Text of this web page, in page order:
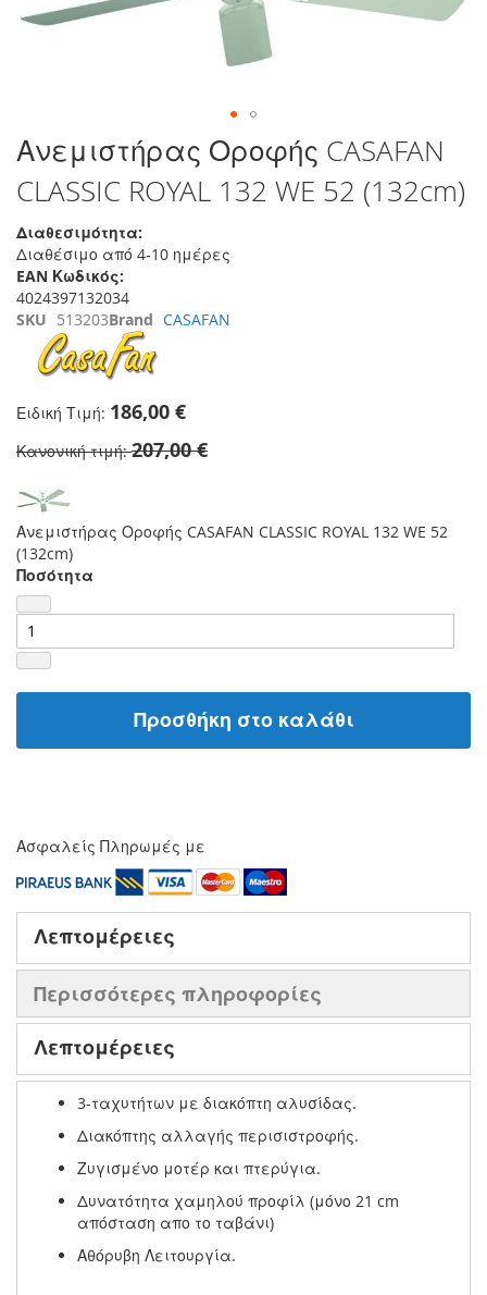
Μετάβαση
στην
αρχή
της
συλλογής
εικόνων
Ανεμιστήρας Οροφής CASAFAN
CLASSIC ROYAL 132 WE 52 (132cm)
Διαθεσιμότητα:
Διαθέσιμο από 4-10 ημέρες
EAN Κωδικός:
4024397132034
SKU 513203Brand CASAFAN
Ειδική Τιμή 186,00 €
Κανονική τιμή 207,00 €
Ανεμιστήρας Οροφής CASAFAN CLASSIC ROYAL 132 WE 52
(132cm)
Ποσότητα
Προσθήκη στο καλάθι
Ασφαλείς Πληρωμές με
Λεπτομέρειες
Περισσότερες πληροφορίες
Λεπτομέρειες
3-ταχυτήτων με διακόπτη αλυσίδας.
Διακόπτης αλλαγής περισιστροφής.
Ζυγισμένο μοτέρ και πτερύγια.
Δυνατότητα χαμηλού προφίλ (μόνο 21 cm
απόσταση απο το ταβάνι)
Αθόρυβη Λειτουργία.